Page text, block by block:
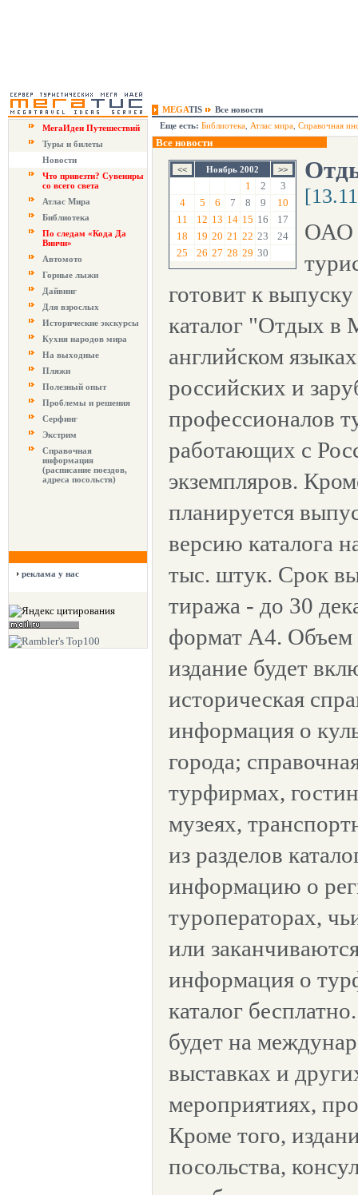
MEGATIS
Все новости
МегаИдеи Путешествий
Туры и билеты
Новости
Что привезти? Сувениры
со всего света
Атлас Мира
Библиотека
По следам «Кода Да
Винчи»
Автомото
Горные лыжи
Дайвинг
Для взрослых
Исторические экскурсы
Кухня народов мира
На выходные
Пляжи
Полезный опыт
Проблемы и решения
Серфинг
Экстрим
Справочная
информация
(расписание поездов,
адреса посольств)
реклама у нас
Еще есть: Библиотека Атлас мира Справочная
Все новости
Ноябрь 2002
1 2
3
4
5 6 7 8 9
10
11
12 13 14 15 16
17
18
19 20 21 22 23
24
25
26 27 28 29 30
ОАО
готовит к
каталог "Отдых в
английском
российских и
профессионалов
работающих с
экземпляров.
планируется
версию каталога
тыс. штук. Срок
тиража - до 30
формат А4. Объем
издание будет
историческая
информация о
города;
турфирмах,
музеях,
из разделов
информацию о
туроператорах,
или
информация о
каталог
будет на
выставках и
мероприятиях,
Кроме того,
посольства,